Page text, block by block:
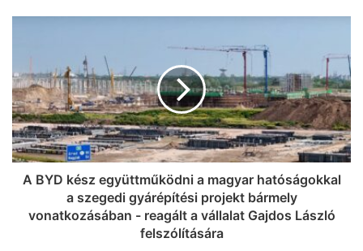
A BYD kész együttműködni a magyar hatóságokkal
a szegedi gyárépítési projekt bármely
vonatkozásában - reagált a vállalat Gajdos László
felszólítására